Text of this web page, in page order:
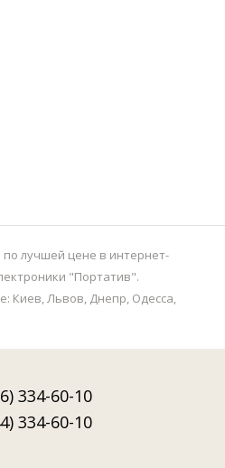
лучшей цене в интернет-
"Портатив".
Киев, Львов, Днепр, Одесса,
334-60-10
334-60-10